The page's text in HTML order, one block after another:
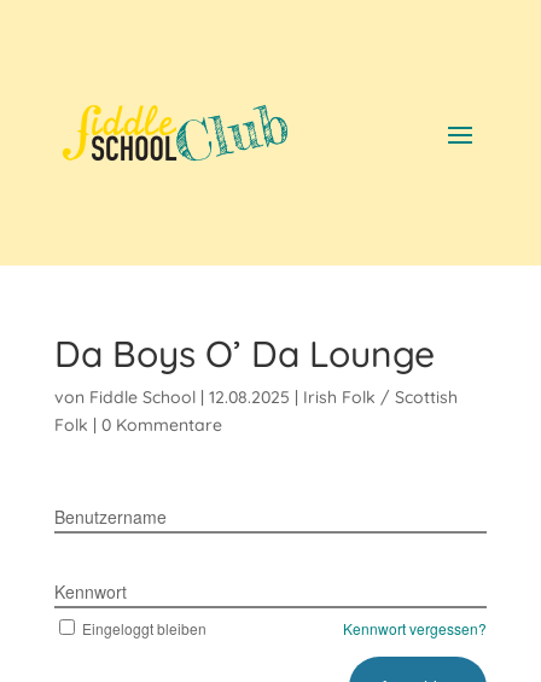
Da Boys O’ Da Lounge
von Fiddle School| 12.08.2025 | Irish Folk / Scottish
Folk | 0 Kommentare
Benutzername
Kennwort
Eingeloggt bleiben Kennwort vergessen?